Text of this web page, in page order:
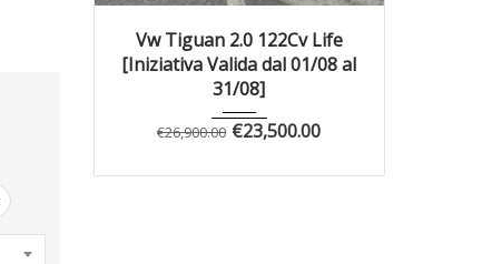
2022 Manua... 40200
Vw Tiguan 2.0 122Cv Life
[Iniziativa Valida dal 01/08 al
31/08]
€26,900.00 €23,500.00